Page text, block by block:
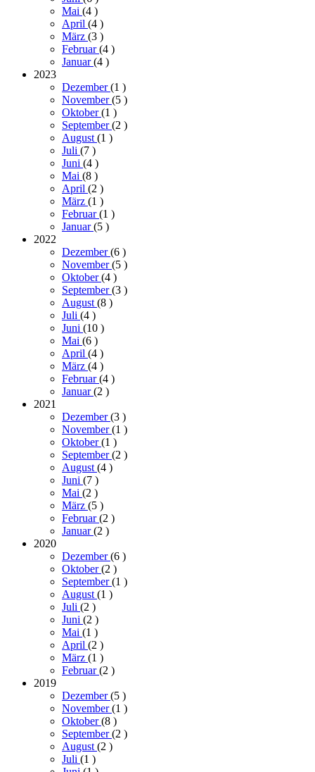
Mai (4 )
April (4 )
März (3 )
Februar(4 )
Januar(4 )
2023
Dezember(1 )
November(5 )
Oktober(1 )
September(2 )
August (1 )
Juli (7 )
Juni (4 )
Mai (8 )
April (2 )
März (1 )
Februar(1 )
Januar(5 )
2022
Dezember(6 )
November(5 )
Oktober(4 )
September(3 )
August (8 )
Juli (4 )
Juni (10 )
Mai (6 )
April (4 )
März (4 )
Februar(4 )
Januar(2 )
2021
Dezember(3 )
November(1 )
Oktober(1 )
September(2 )
August (4 )
Juni (7 )
Mai (2 )
März (5 )
Februar(2 )
Januar(2 )
2020
Dezember(6 )
Oktober(2 )
September(1 )
August (1 )
Juli (2 )
Juni (2 )
Mai (1 )
April (2 )
März (1 )
Februar(2 )
2019
Dezember(5 )
November(1 )
Oktober(8 )
September(2 )
August (2 )
Juli (1 )